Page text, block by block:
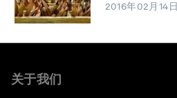
2016年02月14日
关于我们